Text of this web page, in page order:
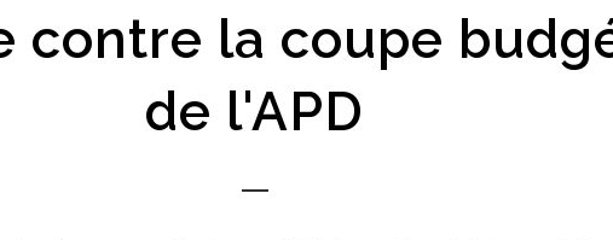
contre la coupe
de l'APD